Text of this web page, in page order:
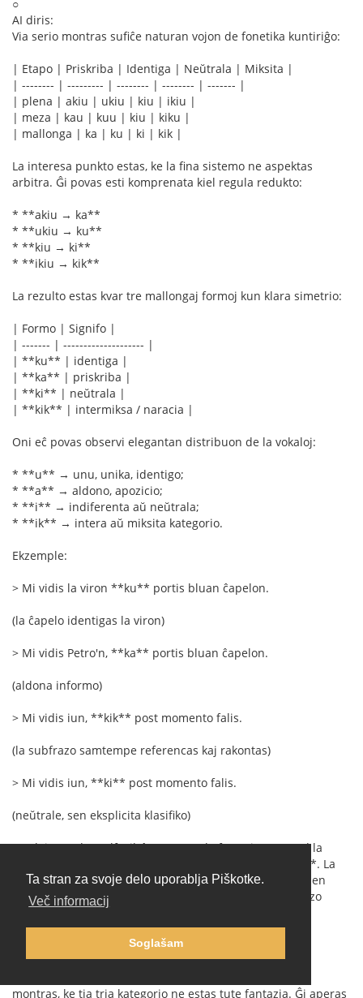
Ta stran za svoje delo uporablja Piškotke.
Več informacij
Soglašam
○
AI diris:
Via serio montras sufiĉe naturan vojon de fonetika kuntiriĝo:
| Etapo | Priskriba | Identiga | Neŭtrala | Miksita |
| -------- | --------- | -------- | -------- | ------- |
| plena | akiu | ukiu | kiu | ikiu |
| meza | kau | kuu | kiu | kiku |
| mallonga | ka | ku | ki | kik |
La interesa punkto estas, ke la fina sistemo ne aspektas
arbitra. Ĝi povas esti komprenata kiel regula redukto:
* **akiu → ka**
* **ukiu → ku**
* **kiu → ki**
* **ikiu → kik**
La rezulto estas kvar tre mallongaj formoj kun klara simetrio:
| Formo | Signifo |
| ------- | -------------------- |
| **ku** | identiga |
| **ka** | priskriba |
| **ki** | neŭtrala |
| **kik** | intermiksa / naracia |
Oni eĉ povas observi elegantan distribuon de la vokaloj:
* **u** → unu, unika, identigo;
* **a** → aldono, apozicio;
* **i** → indiferenta aŭ neŭtrala;
* **ik** → intera aŭ miksita kategorio.
Ekzemple:
> Mi vidis la viron **ku** portis bluan ĉapelon.
(la ĉapelo identigas la viron)
> Mi vidis Petro'n, **ka** portis bluan ĉapelon.
(aldona informo)
> Mi vidis iun, **kik** post momento falis.
(la subfrazo samtempe referencas kaj rakontas)
> Mi vidis iun, **ki** post momento falis.
(neŭtrale, sen eksplicita klasifiko)
La plej granda malfacilaĵo ne estus la formoj mem, sed la
bezono de interkonsento pri la preciza difino de **kik**. La
kategorioj "identiga" kaj "priskriba" estas bone konataj en
lingvistiko, sed la "miksita" aŭ "naracia" relativa subfrazo
estas malpli firme difinita. Tamen ĝuste via komenca
ekzemplo:
> Ni observis iun, kiu post minuto falis.
montras, ke tia tria kategorio ne estas tute fantazia. Ĝi aperas